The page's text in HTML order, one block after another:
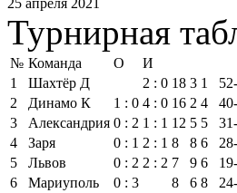
Турнирная
№ Команда О
И
1
Шахтёр Д 2 : 0 18 3 1
2
Динамо К 1 : 0 4 : 0 16 2 4
3
Александрия 0 : 2 1 : 1 12 5 5
4
Заря 0 : 1 2 : 1 8 8 6
5
Львов 0 : 2 2 : 2 7 9 6
6
Мариуполь 0 : 3 8 6 8